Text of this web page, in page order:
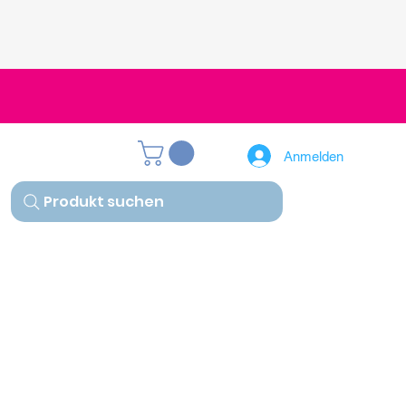
Produkt suchen
Anmelden